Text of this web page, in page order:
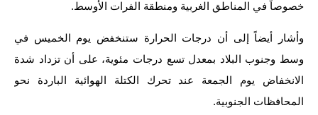
اسئلة وزارية
المرحلة الابتدائية
خصوصاً في المناطق الغربية ومنطقة الفرات الأوسط.
وأشار أيضاً إلى أن درجات الحرارة ستنخفض يوم الخميس في
وسط وجنوب البلاد بمعدل تسع درجات مئوية، على أن تزداد شدة
الانخفاض يوم الجمعة عند تحرك الكتلة الهوائية الباردة نحو
المحافظات الجنوبية.